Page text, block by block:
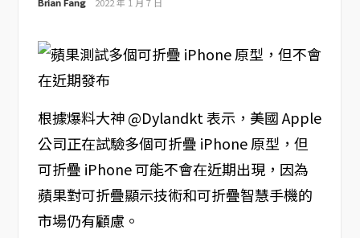
根據爆料大神 @Dylandkt 表示，美國 Apple
公司正在試驗多個可折疊 iPhone 原型，但
可折疊 iPhone 可能不會在近期出現，因為
蘋果對可折疊顯示技術和可折疊智慧手機的
市場仍有顧慮。